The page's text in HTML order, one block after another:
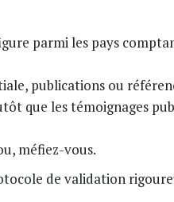
parmi les pays
publications ou
que les témoignages
méfiez-vous.
de validation